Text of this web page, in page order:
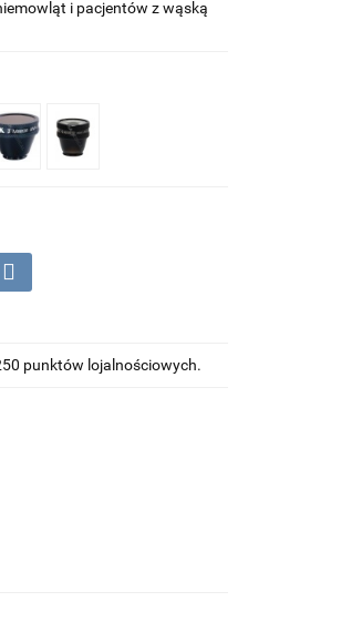
i pacjentów z wąską
punktów lojalnościowych.